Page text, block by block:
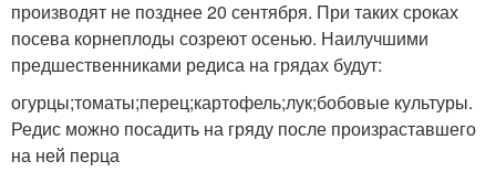
производят не позднее 20 сентября. При таких сроках
посева корнеплоды созреют осенью. Наилучшими
предшественниками редиса на грядах будут:
огурцы;томаты;перец;картофель;лук;бобовые культуры.
Редис можно посадить на гряду после произраставшего
на ней перца